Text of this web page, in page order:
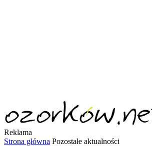
Reklama
Strona główna Pozostałe aktualności